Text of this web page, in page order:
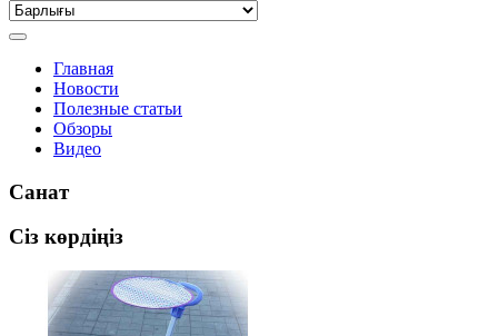
Главная
Новости
Полезные статьи
Обзоры
Видео
Санат
Сіз көрдіңіз